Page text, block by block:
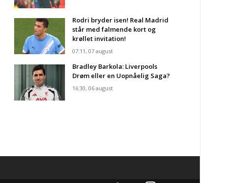
Rodri bryder isen! Real Madrid
står med falmende kort og
krøllet invitation!
07:11, 07 august
Bradley Barkola: Liverpools
Drøm eller en Uopnåelig Saga?
16:30, 06 august